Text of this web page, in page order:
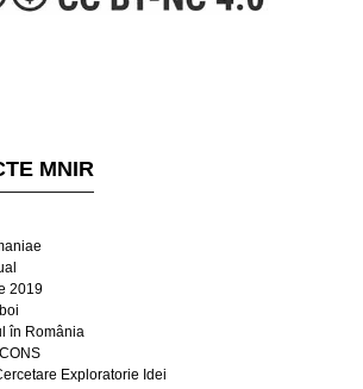
MNIR
2019
în România
Exploratorie Idei